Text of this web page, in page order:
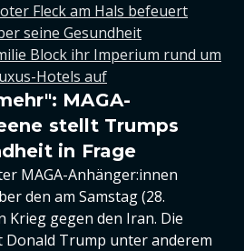
Fleck am Hals befeuert
seine Gesundheit
Block ihr Imperium rund um
Hotels auf
MAGA-
stellt Trumps
in Frage
MAGA-Anhänger:innen
den am Samstag (28.
Krieg gegen den Iran. Die
Donald Trump unter anderem